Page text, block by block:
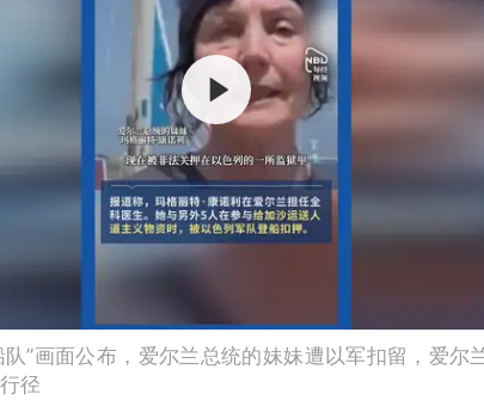
队”画面公布，爱尔兰总统的妹妹遭以军扣留，爱尔
径